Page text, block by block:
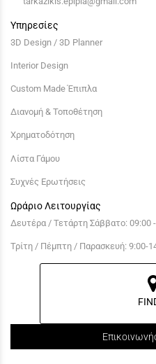
Υπηρεσίες
3D Design / 3D Planner
Interior Design
Custom Made Έπιπλα
Διανομή & Τοποθέτηση
Χρηματοδότηση
Λίστα Γάμου
Συχνές Ερωτήσεις
Ωράριο Λειτουργίας
Δευτέρα / Τετάρτη Σάββατο: 09:00
Τρίτη / Πέμπτη / Παρασκευή: 9:00-